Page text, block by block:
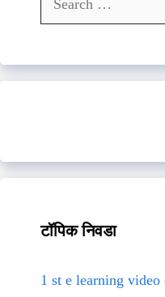
for:
टॉपिक निवडा
1 st e learning video